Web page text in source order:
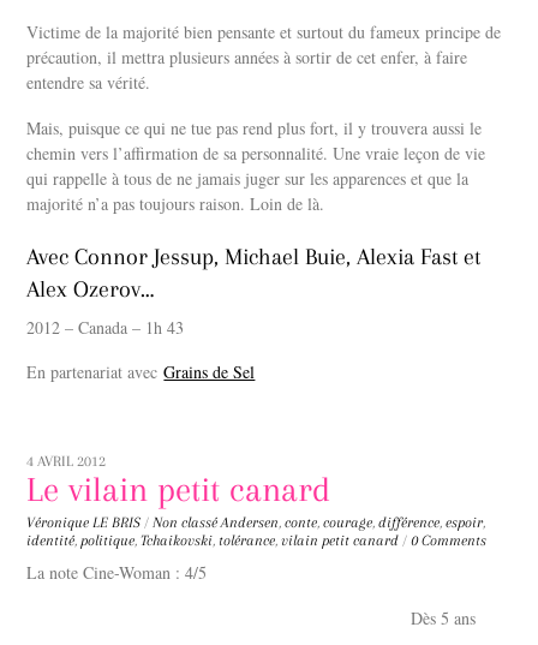
Victime de la majorité bien pensante et surtout du fameux principe de
précaution, il mettra plusieurs années à sortir de cet enfer, à faire
entendre sa vérité.
Mais, puisque ce qui ne tue pas rend plus fort, il y trouvera aussi le
chemin vers l’affirmation de sa personnalité. Une vraie leçon de vie
qui rappelle à tous de ne jamais juger sur les apparences et que la
majorité n’a pas toujours raison. Loin de là.
Avec Connor Jessup, Michael Buie, Alexia Fast et
Alex Ozerov…
2012 – Canada – 1h 43
En partenariat avecGrains de Sel
4 AVRIL 2012
Le vilain petit canard
Véronique LE BRIS / Non classé Andersen,conte,courage,différence,espoir,
identité,politique,Tchaikovski, tolérance,vilain petit canard / 0 Comments
La note Cine-Woman : 4/5
Dès 5 ans